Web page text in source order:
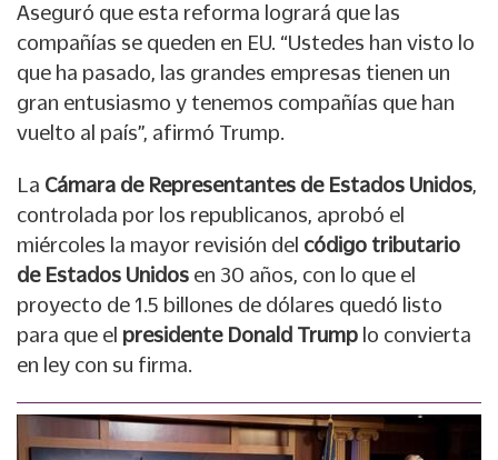
Aseguró que esta reforma logrará que las
compañías se queden en EU. “Ustedes han visto lo
que ha pasado, las grandes empresas tienen un
gran entusiasmo y tenemos compañías que han
vuelto al país”, afirmó Trump.
La Cámara de Representantes de Estados Unidos,
controlada por los republicanos, aprobó el
miércoles la mayor revisión del código tributario
de Estados Unidos en 30 años, con lo que el
proyecto de 1.5 billones de dólares quedó listo
para que el presidente Donald Trump lo convierta
en ley con su firma.